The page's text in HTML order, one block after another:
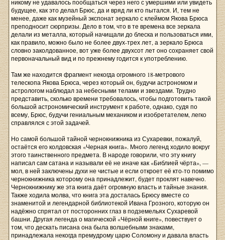
никому не удавалось пообщаться через него с умершими или увидеть
будущее, как это делал Брюс, да и вряд ли кто пытался. И, тем не
менее, даже как музейный экспонат зеркало с клеймом Якова Брюса
преподносит сюрпризы. Дело в том, что в те времена все зеркала
делали из металла, который начищали до блеска и пользоваться ими,
как правило, можно было не более двух-трех лет, а зеркало Брюса
словно заколдованное, вот уже более двухсот лет оно сохраняет свой
первоначальный вид и по прежнему годится к употреблению.
Там же находится фрагмент некогда огромного 18-метрового
телескопа Якова Брюса, через который он, будучи астрономом и
астрологом наблюдал за небесными телами и звездами. Трудно
представить, сколько времени требовалось, чтобы подготовить такой
большой астрономический инструмент к работе, однако, судя по
всему, Брюс, будучи гениальным механиком и изобретателем, легко
справлялся с этой задачей.
Но самой большой тайной чернокнижника из Сухаревки, пожалуй,
остаётся его колдовская «Черная книга». Много легенд ходило вокруг
этого таинственного предмета. В народе говорили, что эту книгу
написал сам сатана и называли её не иначе как «Библией чёрта», —
мол, в ней заключены духи не чистые и если откроет её кто-то помимо
чернокнижника которому она принадлежит, будет проклят навечно.
Чернокнижнику же эта книга даёт огромную власть и тайные знания.
Также ходила молва, что книга эта досталась Брюсу вместе со
знаменитой и легендарной библиотекой Ивана Грозного, которую он
надёжно спрятал от посторонних глаз в подземельях Сухаревой
башни. Другая легенда о магической «Чёрной книге», повествует о
том, что дескать писана она была волшебными знаками,
принадлежала некогда премудрому царю Соломону и давала власть